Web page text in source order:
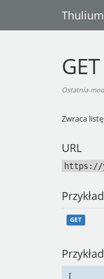
Thulium
Ostatnia
Zwraca
URL
https://
GET